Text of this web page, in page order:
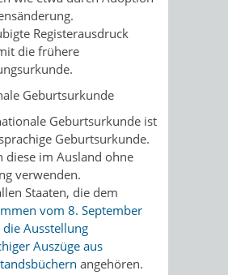
Registerausdruck
die frühere
Geburtsurkunde
Geburtsurkunde ist
Geburtsurkunde.
diese im Ausland ohne
verwenden.
Staaten, die dem
vom 8. September
Ausstellung
Auszüge aus
angehören.